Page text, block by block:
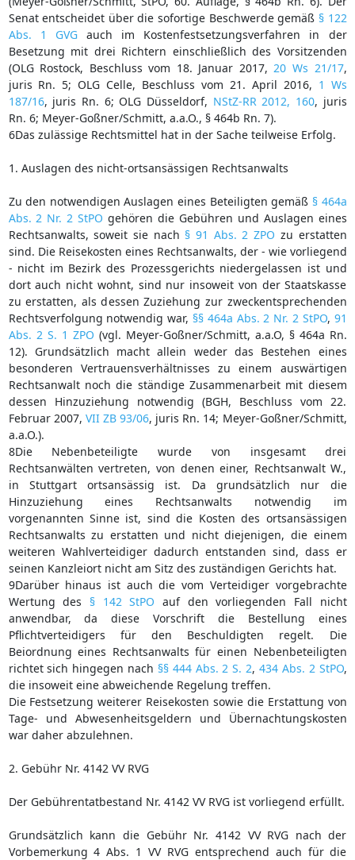
Senat entscheidet über die sofortige Beschwerde gemäß § 122
Abs. 1 GVGauch im Kostenfestsetzungsverfahren in der
Besetzung mit drei Richtern einschließlich des Vorsitzenden
(OLG Rostock, Beschluss vom 18. Januar 2017, 20 Ws 21/17,
juris Rn. 5; OLG Celle, Beschluss vom 21. April 2016, 1 Ws
187/16, juris Rn. 6; OLG Düsseldorf, NStZ-RR 2012, 160, juris
Rn. 6; Meyer-Goßner/Schmitt, a.a.O., § 464b Rn. 7).
6Das zulässige Rechtsmittel hat in der Sache teilweise Erfolg.
1. Auslagen des nicht-ortsansässigen Rechtsanwalts
Zu den notwendigen Auslagen eines Beteiligten gemäß § 464a
Abs. 2 Nr. 2 StPO gehören die Gebühren und Auslagen eines
Rechtsanwalts, soweit sie nach § 91 Abs. 2 ZPO zu erstatten
sind. Die Reisekosten eines Rechtsanwalts, der - wie vorliegend
- nicht im Bezirk des Prozessgerichts niedergelassen ist und
dort auch nicht wohnt, sind nur insoweit von der Staatskasse
zu erstatten, als dessen Zuziehung zur zweckentsprechenden
Rechtsverfolgung notwendig war, §§ 464a Abs. 2 Nr. 2 StPO, 91
Abs. 2 S. 1 ZPO (vgl. Meyer-Goßner/Schmitt, a.a.O, § 464a Rn.
12). Grundsätzlich macht allein weder das Bestehen eines
besonderen Vertrauensverhältnisses zu einem auswärtigen
Rechtsanwalt noch die ständige Zusammenarbeit mit diesem
dessen Hinzuziehung notwendig (BGH, Beschluss vom 22.
Februar 2007, VII ZB 93/06, juris Rn. 14; Meyer-Goßner/Schmitt,
a.a.O.).
8Die Nebenbeteiligte wurde von insgesamt drei
Rechtsanwälten vertreten, von denen einer, Rechtsanwalt W.,
in Stuttgart ortsansässig ist. Da grundsätzlich nur die
Hinzuziehung eines Rechtsanwalts notwendig im
vorgenannten Sinne ist, sind die Kosten des ortsansässigen
Rechtsanwalts zu erstatten und nicht diejenigen, die einem
weiteren Wahlverteidiger dadurch entstanden sind, dass er
seinen Kanzleiort nicht am Sitz des zuständigen Gerichts hat.
9Darüber hinaus ist auch die vom Verteidiger vorgebrachte
Wertung des § 142 StPO auf den vorliegenden Fall nicht
anwendbar, da diese Vorschrift die Bestellung eines
Pflichtverteidigers für den Beschuldigten regelt. Die
Beiordnung eines Rechtsanwalts für einen Nebenbeteiligten
richtet sich hingegen nach §§ 444 Abs. 2 S. 2, 434 Abs. 2 StPO,
die insoweit eine abweichende Regelung treffen.
Die Festsetzung weiterer Reisekosten sowie die Erstattung von
Tage- und Abwesenheitsgeldern und Übernachtungskosten
war daher abzulehnen.
2. Gebühr Nr. 4142 VV RVG
Der Gebührentatbestand Nr. 4142 VV RVG ist vorliegend erfüllt.
Grundsätzlich kann die Gebühr Nr. 4142 VV RVG nach der
Vorbemerkung 4 Abs. 1 VV RVG entsprechend auch für die